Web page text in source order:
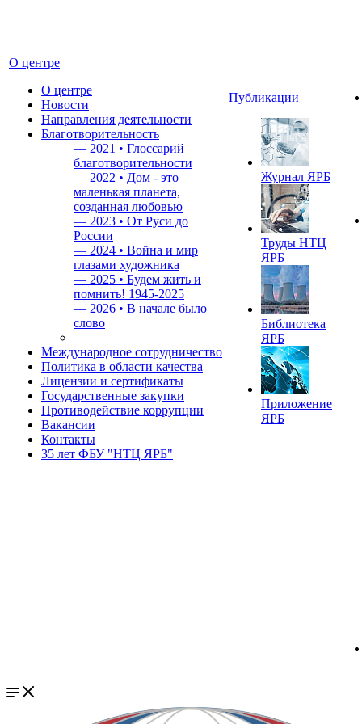
О центре
О центре
Новости
Направления деятельности
Благотворительность
— 2021 • Глоссарий
благотворительности
— 2022 • Дом - это
маленькая планета,
созданная любовью
— 2023 • От Руси до
России
— 2024 • Война и мир
глазами художника
— 2025 • Будем жить и
помнить! 1945-2025
— 2026 • В начале было
слово
Международное сотрудничество
Политика в области качества
Лицензии и сертификаты
Государственные закупки
Противодействие коррупции
Вакансии
Контакты
35 лет ФБУ "НТЦ ЯРБ"
Публикации
Журнал ЯРБ
Труды НТЦ
ЯРБ
Библиотека
ЯРБ
Приложение
ЯРБ